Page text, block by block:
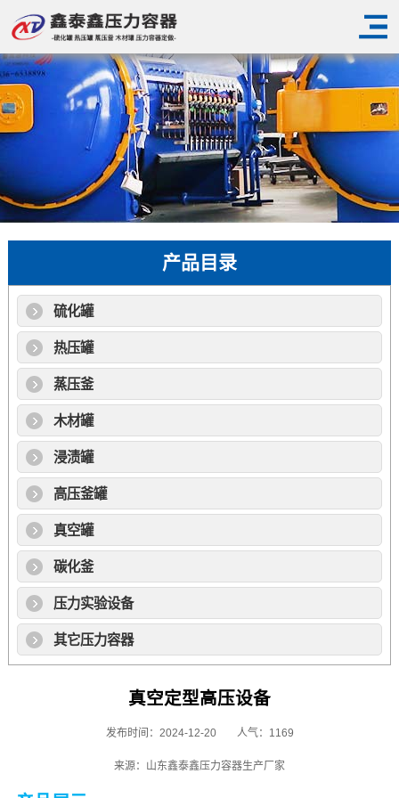
产品目录
硫化罐
热压罐
蒸压釜
木材罐
浸渍罐
高压釜罐
真空罐
碳化釜
压力实验设备
其它压力容器
真空定型高压设备
发布时间：2024-12-20 人气：1169
来源：山东鑫泰鑫压力容器生产厂家